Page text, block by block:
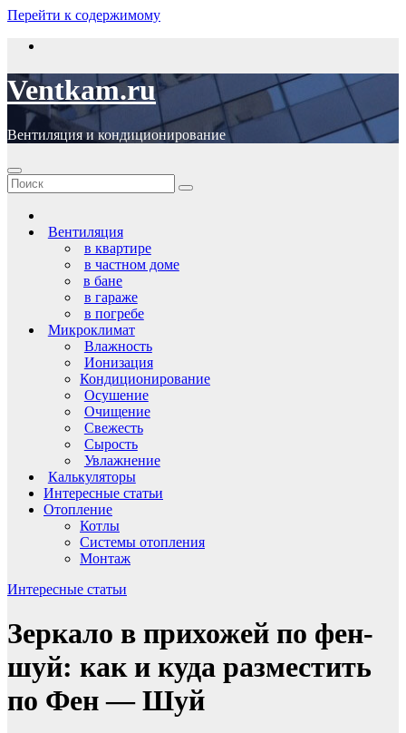
Перейти к содержимому
Ventkam.ru
Вентиляция и кондиционирование
Вентиляция
в квартире
в частном доме
в бане
в гараже
в погребе
Микроклимат
Влажность
Ионизация
Кондиционирование
Осушение
Очищение
Свежесть
Сырость
Увлажнение
Калькуляторы
Интересные статьи
Отопление
Котлы
Системы отопления
Монтаж
Интересные статьи
Зеркало в прихожей по фен-
шуй: как и куда разместить
по Фен — Шуй